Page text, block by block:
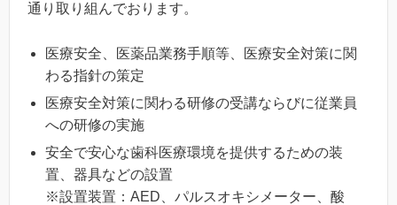
通り取り組んでおります。
医療安全、医薬品業務手順等、医療安全対策に関
わる指針の策定
医療安全対策に関わる研修の受講ならびに従業員
への研修の実施
安全で安心な歯科医療環境を提供するための装
置、器具などの設置
※設置装置：AED、パルスオキシメーター、酸